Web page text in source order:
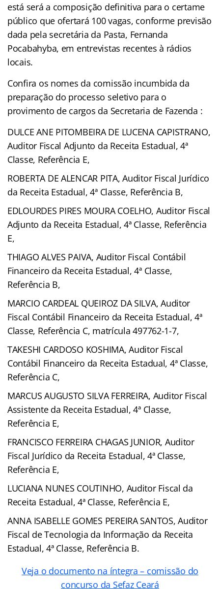
está será a composição definitiva para o certame
público que ofertará 100 vagas, conforme previsão
dada pela secretária da Pasta, Fernanda
Pocabahyba, em entrevistas recentes à rádios
locais.
Confira os nomes da comissão incumbida da
preparação do processo seletivo para o
provimento de cargos da Secretaria de Fazenda :
DULCE ANE PITOMBEIRA DE LUCENA CAPISTRANO,
Auditor Fiscal Adjunto da Receita Estadual, 4ª
Classe, Referência E,
ROBERTA DE ALENCAR PITA, Auditor Fiscal Jurídico
da Receita Estadual, 4ª Classe, Referência B,
EDLOURDES PIRES MOURA COELHO, Auditor Fiscal
Adjunto da Receita Estadual, 4ª Classe, Referência
E,
THIAGO ALVES PAIVA, Auditor Fiscal Contábil
Financeiro da Receita Estadual, 4ª Classe,
Referência B,
MARCIO CARDEAL QUEIROZ DA SILVA, Auditor
Fiscal Contábil Financeiro da Receita Estadual, 4ª
Classe, Referência C, matrícula 497762-1-7,
TAKESHI CARDOSO KOSHIMA, Auditor Fiscal
Contábil Financeiro da Receita Estadual, 4ª Classe,
Referência C,
MARCUS AUGUSTO SILVA FERREIRA, Auditor Fiscal
Assistente da Receita Estadual, 4ª Classe,
Referência E,
FRANCISCO FERREIRA CHAGAS JUNIOR, Auditor
Fiscal Jurídico da Receita Estadual, 4ª Classe,
Referência E,
LUCIANA NUNES COUTINHO, Auditor Fiscal da
Receita Estadual, 4ª Classe, Referência E,
ANNA ISABELLE GOMES PEREIRA SANTOS, Auditor
Fiscal de Tecnologia da Informação da Receita
Estadual, 4ª Classe, Referência B.
Veja o documento na íntegra – comissão do
concurso da Sefaz Ceará